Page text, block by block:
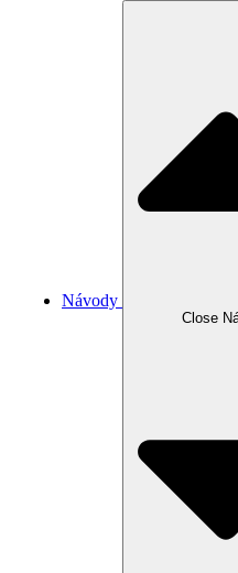
Návody
Close